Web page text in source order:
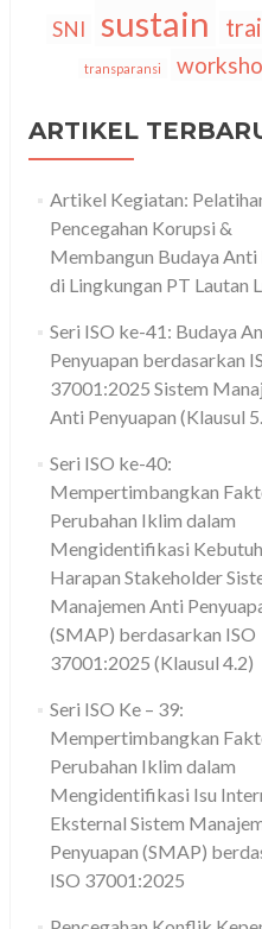
SNI sustain
transparansi
ARTIKEL
Artikel Kegiatan:
Pencegahan Korupsi &
Membangun Budaya Anti
di Lingkungan PT Lautan
Seri ISO ke-41: Budaya
Penyuapan berdasarkan
37001:2025 Sistem
Anti Penyuapan (Klausul
Seri ISO ke-40:
Mempertimbangkan
Perubahan Iklim dalam
Mengidentifikasi
Harapan Stakeholder
Manajemen Anti
(SMAP) berdasarkan ISO
37001:2025 (Klausul 4.2)
Seri ISO Ke – 39:
Mempertimbangkan
Perubahan Iklim dalam
Mengidentifikasi Isu
Eksternal Sistem
Penyuapan (SMAP)
ISO 37001:2025